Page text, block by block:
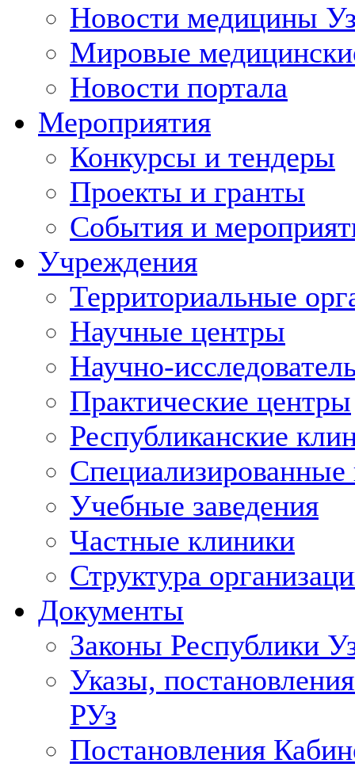
Новости медицины
Мировые
Новости портала
Мероприятия
Конкурсы и тендеры
Проекты и гранты
События и
Учреждения
Территориальные
Научные центры
Научно-
Практические центры
Республиканские
Учебные заведения
Частные клиники
Структура
Документы
Законы Республики
Указы,
РУз
Постановления